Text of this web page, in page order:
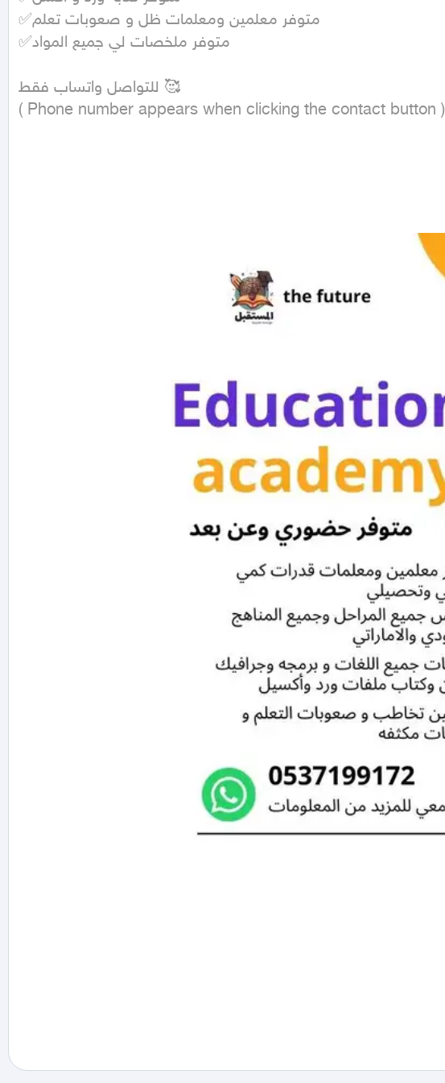
✅متوفر معلمين ومعلمات ظل و صعوبات تعلم
✅متوفر ملخصات لي جميع المواد
للتواصل واتساب فقط 🥰
( Phone number appears when clicking the contact button )